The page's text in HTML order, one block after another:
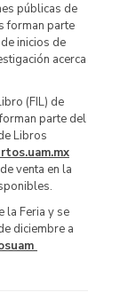
públicas de
forman parte
inicios de
acerca
(FIL) de
parte del
Libros
venta en la
la Feria y se
diciembre a